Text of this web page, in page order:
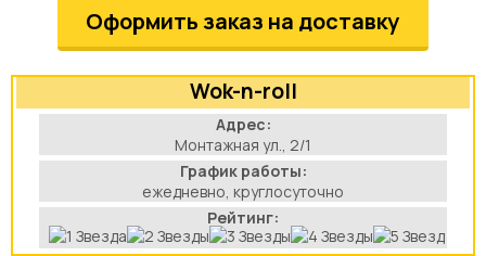
Оформить заказ на доставку
Wok-n-roll
Адрес:
Монтажная ул., 2/1
График работы:
ежедневно, круглосуточно
Рейтинг: